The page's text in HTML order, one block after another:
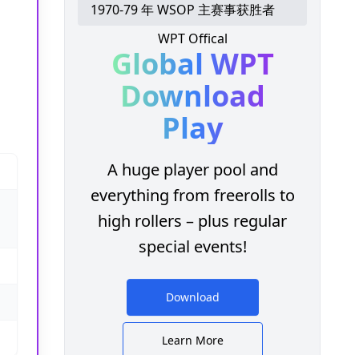
1970-79 年 WSOP 主赛事获胜者
WPT Offical
Global WPT
Download
Play
A huge player pool and
everything from freerolls to
high rollers – plus regular
special events!
Download
Learn More